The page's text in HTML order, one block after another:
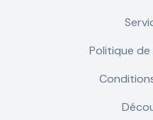
Politique